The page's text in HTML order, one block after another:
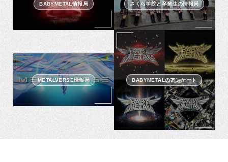
BABYMETAL情報局 さくら学院と卒業生の情報局
METALVERSE情報局 BABYMETALのアンケート